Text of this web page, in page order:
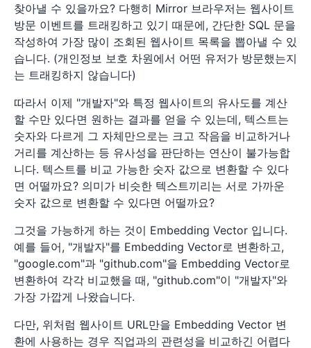
찾아낼 수 있을까요? 다행히 Mirror 브라우저는 웹사이트
방문 이벤트를 트래킹하고 있기 때문에, 간단한 SQL 문을
작성하여 가장 많이 조회된 웹사이트 목록을 뽑아낼 수 있
습니다. (개인정보 보호 차원에서 어떤 유저가 방문했는지
는 트래킹하지 않습니다)
따라서 이제 "개발자"와 특정 웹사이트의 유사도를 계산
할 수만 있다면 원하는 결과를 얻을 수 있는데, 텍스트는
숫자와 다르게 그 자체만으로는 크고 작음을 비교하거나
거리를 계산하는 등 유사성을 판단하는 연산이 불가능합
니다. 텍스트를 비교 가능한 숫자 값으로 변환할 수 있다
면 어떨까요? 의미가 비슷한 텍스트끼리는 서로 가까운
숫자 값으로 변환할 수 있다면 어떨까요?
그것을 가능하게 하는 것이 Embedding Vector 입니다.
예를 들어, "개발자"를 Embedding Vector로 변환하고,
"google.com"과 "github.com"을 Embedding Vector로
변환하여 각각 비교했을 때, "github.com"이 "개발자"와
가장 가깝게 나왔습니다.
다만, 위처럼 웹사이트 URL만을 Embedding Vector 변
환에 사용하는 경우 직업과의 관련성을 비교하긴 어렵다